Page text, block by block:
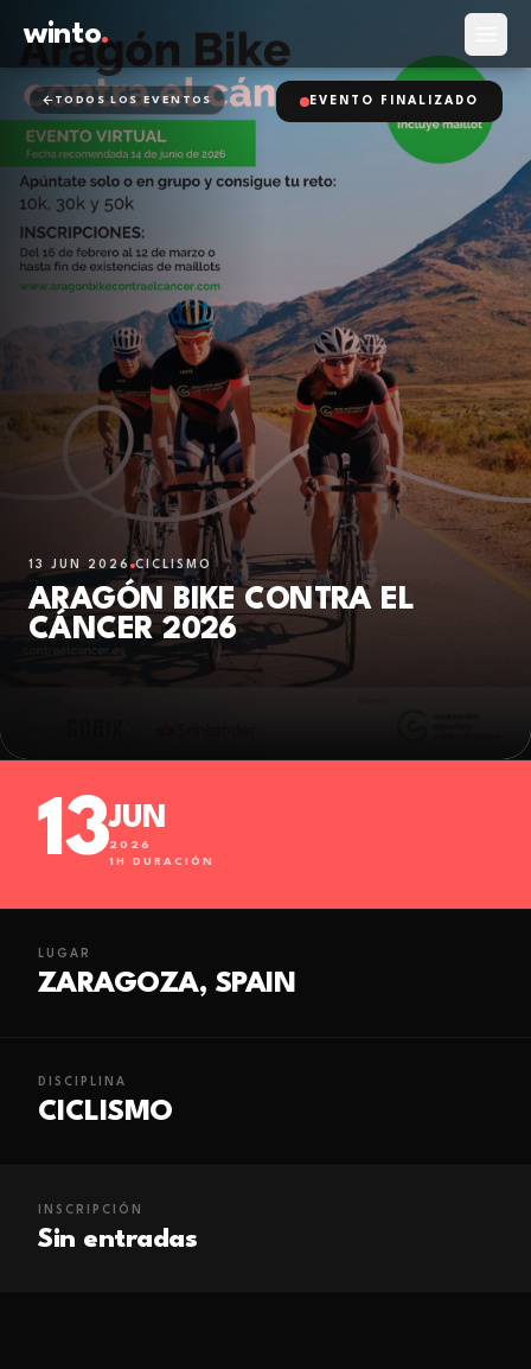
winto.
TODOS LOS EVENTOS
13 JUN 2026 CICLISMO
ARAGÓN BIKE CONTRA EL
CÁNCER 2026
EVENTO FINALIZADO
13JUN
2026
1H DURACIÓN
LUGAR
ZARAGOZA, SPAIN
DISCIPLINA
CICLISMO
INSCRIPCIÓN
Sin entradas